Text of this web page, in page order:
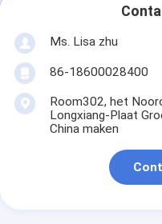
Ms. Lisa zhu
86-18600028400
Room302, het
Longxiang-Plaat
China maken